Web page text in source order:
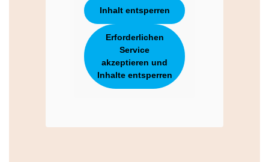
Inhalt entsperren
Erforderlichen
Service
akzeptieren und
Inhalte entsperren